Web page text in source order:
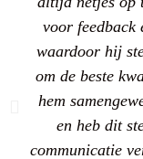
voor feedback
waardoor hij
om de beste
hem
en heb dit
communicatie